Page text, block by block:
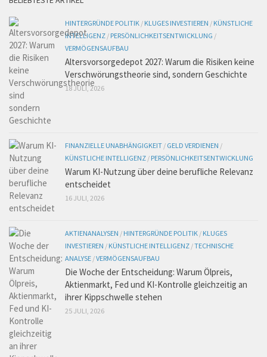
HINTERGRÜNDE POLITIK / KLUGES INVESTIEREN / KÜNSTLICHE
INTELLIGENZ / PERSÖNLICHKEITSENTWICKLUNG /
VERMÖGENSAUFBAU
Altersvorsorgedepot 2027: Warum die Risiken keine
Verschwörungstheorie sind, sondern Geschichte
18 JULI, 2026
FINANZIELLE UNABHÄNGIGKEIT / GELD VERDIENEN /
KÜNSTLICHE INTELLIGENZ / PERSÖNLICHKEITSENTWICKLUNG
Warum KI-Nutzung über deine berufliche Relevanz
entscheidet
16 JULI, 2026
AKTIENANALYSEN / HINTERGRÜNDE POLITIK / KLUGES
INVESTIEREN / KÜNSTLICHE INTELLIGENZ /TECHNISCHE
ANALYSE /VERMÖGENSAUFBAU
Die Woche der Entscheidung: Warum Ölpreis,
Aktienmarkt, Fed und KI-Kontrolle gleichzeitig an
ihrer Kippschwelle stehen
25 JULI, 2026